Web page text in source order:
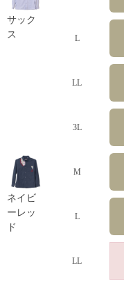
サック
ス
L
LL
3L
ネイビ
ーレッ
ド
M
L
LL